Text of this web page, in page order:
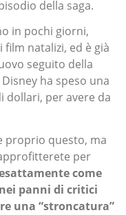
della saga.
in pochi giorni,
natalizi, ed è già
seguito della
ha speso una
dollari, per avere da
proprio questo, ma
per
come
panni di critici
una “stroncatura”